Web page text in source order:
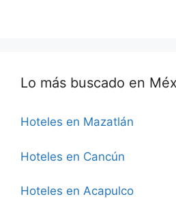
Lo más buscado en
Hoteles en Mazatlán
Hoteles en Cancún
Hoteles en Acapulco